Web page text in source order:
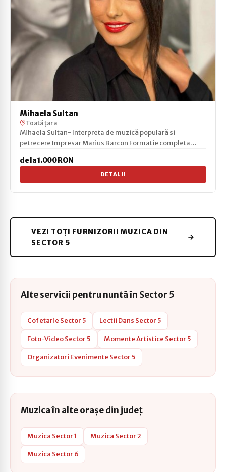
Mihaela Sultan
Toată țara
Mihaela Sultan- Interpreta de muzică populară si
petrecere Impresar Marius Barcon Formatie completa
de la 1.000 RON
DETALII
VEZI TOȚI FURNIZORII MUZICA DIN
SECTOR 5
Alte servicii pentru nuntă în Sector 5
Cofetarie Sector 5 Lectii Dans Sector 5
Foto-Video Sector 5 Momente Artistice Sector 5
Organizatori Evenimente Sector 5
Muzica în alte orașe din județ
Muzica Sector 1 Muzica Sector 2
Muzica Sector 6